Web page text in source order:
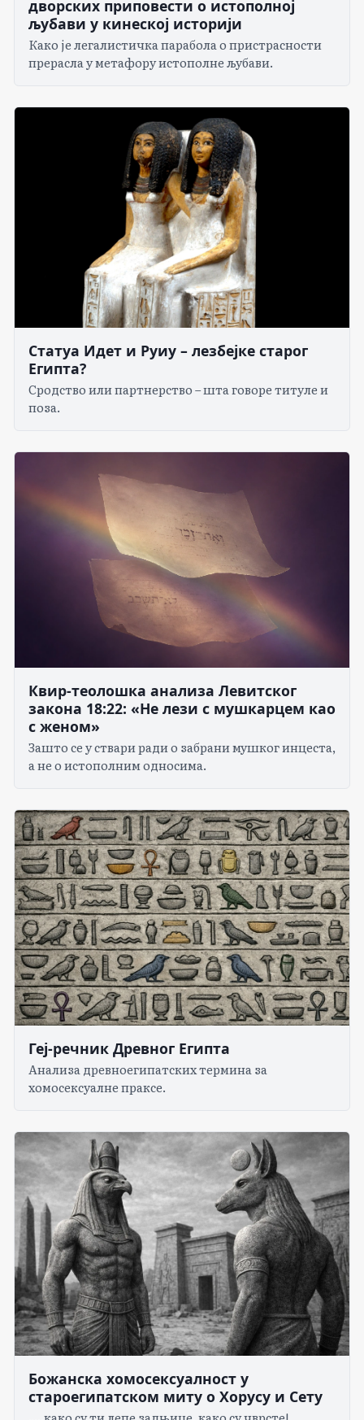
дворских приповести о истополној
љубави у кинеској историји
Како је легалистичка парабола о пристрасности
прерасла у метафору истополне љубави.
Статуа Идет и Руиу – лезбејке старог
Египта?
Сродство или партнерство – шта говоре титуле и
поза.
Квир-теолошка анализа Левитског
закона 18:22: «Не лези с мушкарцем као
с женом»
Зашто се у ствари ради о забрани мушког инцеста,
а не о истополним односима.
Геј-речник Древног Египта
Анализа древноегипатских термина за
хомосексуалне праксе.
Божанска хомосексуалност у
староегипатском миту о Хорусу и Сету